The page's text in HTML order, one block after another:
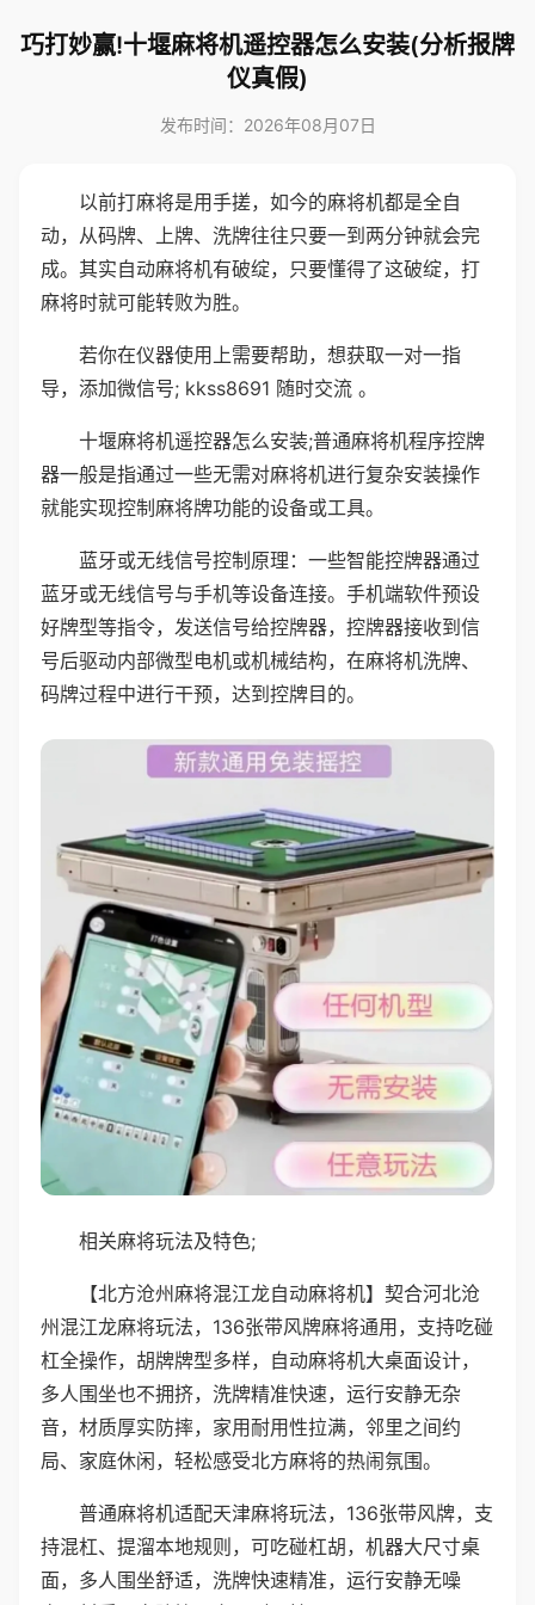
巧打妙赢!十堰麻将机遥控器怎么安装(分析报牌
仪真假)
发布时间：2026年08月07日
以前打麻将是用手搓，如今的麻将机都是全自
动，从码牌、上牌、洗牌往往只要一到两分钟就会完
成。其实自动麻将机有破绽，只要懂得了这破绽，打
麻将时就可能转败为胜。
若你在仪器使用上需要帮助，想获取一对一指
导，添加微信号; kkss8691 随时交流 。
十堰麻将机遥控器怎么安装;普通麻将机程序控牌
器一般是指通过一些无需对麻将机进行复杂安装操作
就能实现控制麻将牌功能的设备或工具。
蓝牙或无线信号控制原理：一些智能控牌器通过
蓝牙或无线信号与手机等设备连接。手机端软件预设
好牌型等指令，发送信号给控牌器，控牌器接收到信
号后驱动内部微型电机或机械结构，在麻将机洗牌、
码牌过程中进行干预，达到控牌目的。
相关麻将玩法及特色;
【北方沧州麻将混江龙自动麻将机】契合河北沧
州混江龙麻将玩法，136张带风牌麻将通用，支持吃碰
杠全操作，胡牌牌型多样，自动麻将机大桌面设计，
多人围坐也不拥挤，洗牌精准快速，运行安静无杂
音，材质厚实防摔，家用耐用性拉满，邻里之间约
局、家庭休闲，轻松感受北方麻将的热闹氛围。
普通麻将机适配天津麻将玩法，136张带风牌，支
持混杠、提溜本地规则，可吃碰杠胡，机器大尺寸桌
面，多人围坐舒适，洗牌快速精准，运行安静无噪